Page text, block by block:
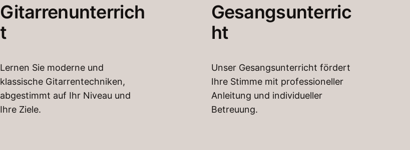
Gitarrenunterrich
t
Lernen Sie moderne und
klassische Gitarrentechniken,
abgestimmt auf Ihr Niveau und
Ihre Ziele.
Gesangsunterric
ht
Unser Gesangsunterricht fördert
Ihre Stimme mit professioneller
Anleitung und individueller
Betreuung.